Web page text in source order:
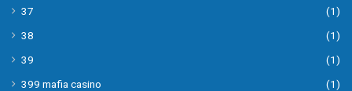
37
(1)
38
(1)
39
(1)
399 mafia casino
(1)